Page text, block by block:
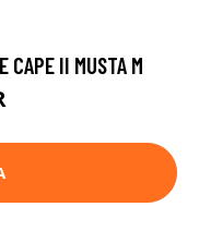
CAPE II MUSTA M